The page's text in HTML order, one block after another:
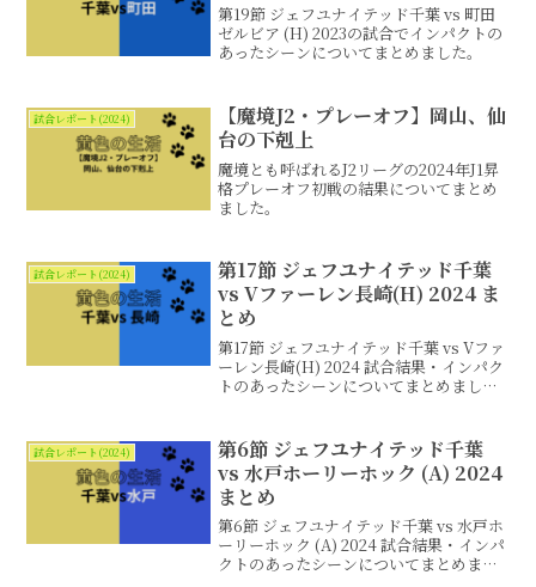
第19節 ジェフユナイテッド千葉 vs 町田
ゼルビア (H) 2023の試合でインパクトの
あったシーンについてまとめました。
試合レポート(2024)
【魔境J2・プレーオフ】岡山、仙
台の下剋上
魔境とも呼ばれるJ2リーグの2024年J1昇
格プレーオフ初戦の結果についてまとめ
ました。
試合レポート(2024)
第17節 ジェフユナイテッド千葉
vs Vファーレン長崎(H) 2024 ま
とめ
第17節 ジェフユナイテッド千葉 vs Vファ
ーレン長崎(H) 2024 試合結果・インパク
トのあったシーンについてまとめまし
試合レポート(2024)
第6節 ジェフユナイテッド千葉
vs 水戸ホーリーホック (A) 2024
まとめ
第6節 ジェフユナイテッド千葉 vs 水戸ホ
ーリーホック (A) 2024 試合結果・インパ
クトのあったシーンについてまとめまし